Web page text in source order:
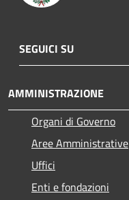
SEGUICI SU
AMMINISTRAZIONE
Organi di Governo
Aree Amministrative
Uffici
Enti e fondazioni